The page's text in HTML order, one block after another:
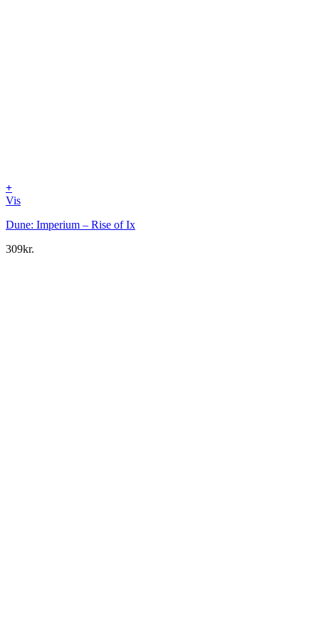
+
Vis
Dune: Imperium – Rise of Ix
309kr.